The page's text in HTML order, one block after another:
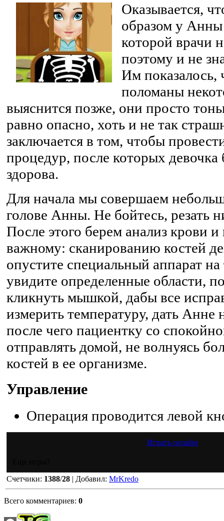
Оказывается,
образом у Анны
которой врачи
поэтому и не
Им показалось,
поломаны
выяснится позже, они просто
равно опасно, хоть и не так
заключается в том, чтобы
процедур, после которых девочка
здорова.
Для начала мы совершаем
голове Анны. Не бойтесь, резать
После этого берем анализ крови
важному: сканированию костей
опустите специальный аппарат
увидите определенные области,
кликнуть мышкой, дабы все
измерить температуру, дать Анне
после чего пациентку со
отправлять домой, не волнуясь
костей в ее организме.
Управление
Операция проводится левой
Играть онлайн
Счетчики: 1388/28 | Добавил: MrKredo
Всего комментариев: 0